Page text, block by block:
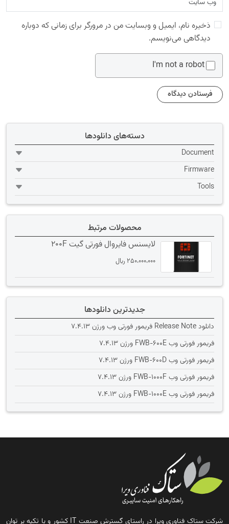
ذخیره نام، ایمیل و وبسایت من در مرورگر برای زمانی که دوباره
دیدگاهی می‌نویسم.
I'm not a robot
دسته‌های دانلودها
Document
Firmware
Tools
محصولات مرتبط
لایسنس فایروال فورتی گیت 200F
250،000،000 ﷼
جدیدترین دانلودها
دانلود Release Note فریمور فورتی وب ورژن 7.4.13
فریمور فورتی وب FWB-600E ورژن 7.4.13
فریمور فورتی وب FWB-600D ورژن 7.4.13
فریمور فورتی وب FWB-1000F ورژن 7.4.13
فریمور فورتی وب FWB-1000E ورژن 7.4.13
شرکت ستاک فناوری ویرا در راستای گسترش صنعت IT کشور و با تکیه بر توان